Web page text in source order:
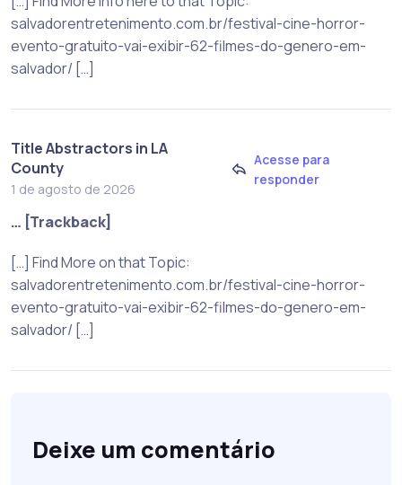
salvadorentretenimento.com.br/festival-cine-horror-
evento-gratuito-vai-exibir-62-filmes-do-genero-em-
salvador/ […]
Title Abstractors in LA
County
1 de agosto de 2026
Acesse para
responder
… [Trackback]
[…] Find More on that Topic:
salvadorentretenimento.com.br/festival-cine-horror-
evento-gratuito-vai-exibir-62-filmes-do-genero-em-
salvador/ […]
Deixe um comentário